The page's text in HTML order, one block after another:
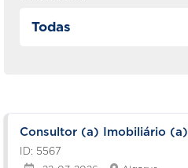
Consultor (a) Imobiliário (a)
ID: 5567